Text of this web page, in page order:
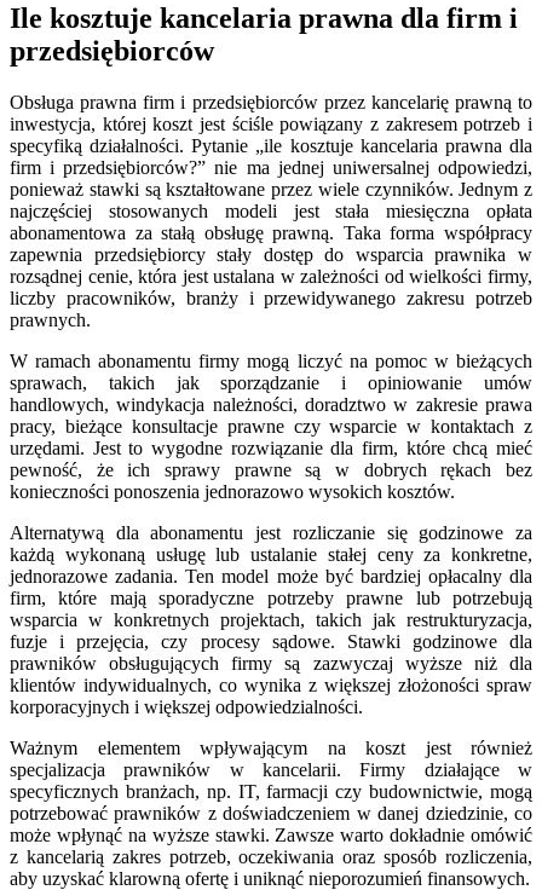
Ile kosztuje kancelaria prawna dla firm i
przedsiębiorców
Obsługa prawna firm i przedsiębiorców przez kancelarię prawną to
inwestycja, której koszt jest ściśle powiązany z zakresem potrzeb i
specyfiką działalności. Pytanie „ile kosztuje kancelaria prawna dla
firm i przedsiębiorców?” nie ma jednej uniwersalnej odpowiedzi,
ponieważ stawki są kształtowane przez wiele czynników. Jednym z
najczęściej stosowanych modeli jest stała miesięczna opłata
abonamentowa za stałą obsługę prawną. Taka forma współpracy
zapewnia przedsiębiorcy stały dostęp do wsparcia prawnika w
rozsądnej cenie, która jest ustalana w zależności od wielkości firmy,
liczby pracowników, branży i przewidywanego zakresu potrzeb
prawnych.
W ramach abonamentu firmy mogą liczyć na pomoc w bieżących
sprawach, takich jak sporządzanie i opiniowanie umów
handlowych, windykacja należności, doradztwo w zakresie prawa
pracy, bieżące konsultacje prawne czy wsparcie w kontaktach z
urzędami. Jest to wygodne rozwiązanie dla firm, które chcą mieć
pewność, że ich sprawy prawne są w dobrych rękach bez
konieczności ponoszenia jednorazowo wysokich kosztów.
Alternatywą dla abonamentu jest rozliczanie się godzinowe za
każdą wykonaną usługę lub ustalanie stałej ceny za konkretne,
jednorazowe zadania. Ten model może być bardziej opłacalny dla
firm, które mają sporadyczne potrzeby prawne lub potrzebują
wsparcia w konkretnych projektach, takich jak restrukturyzacja,
fuzje i przejęcia, czy procesy sądowe. Stawki godzinowe dla
prawników obsługujących firmy są zazwyczaj wyższe niż dla
klientów indywidualnych, co wynika z większej złożoności spraw
korporacyjnych i większej odpowiedzialności.
Ważnym elementem wpływającym na koszt jest również
specjalizacja prawników w kancelarii. Firmy działające w
specyficznych branżach, np. IT, farmacji czy budownictwie, mogą
potrzebować prawników z doświadczeniem w danej dziedzinie, co
może wpłynąć na wyższe stawki. Zawsze warto dokładnie omówić
z kancelarią zakres potrzeb, oczekiwania oraz sposób rozliczenia,
aby uzyskać klarowną ofertę i uniknąć nieporozumień finansowych.